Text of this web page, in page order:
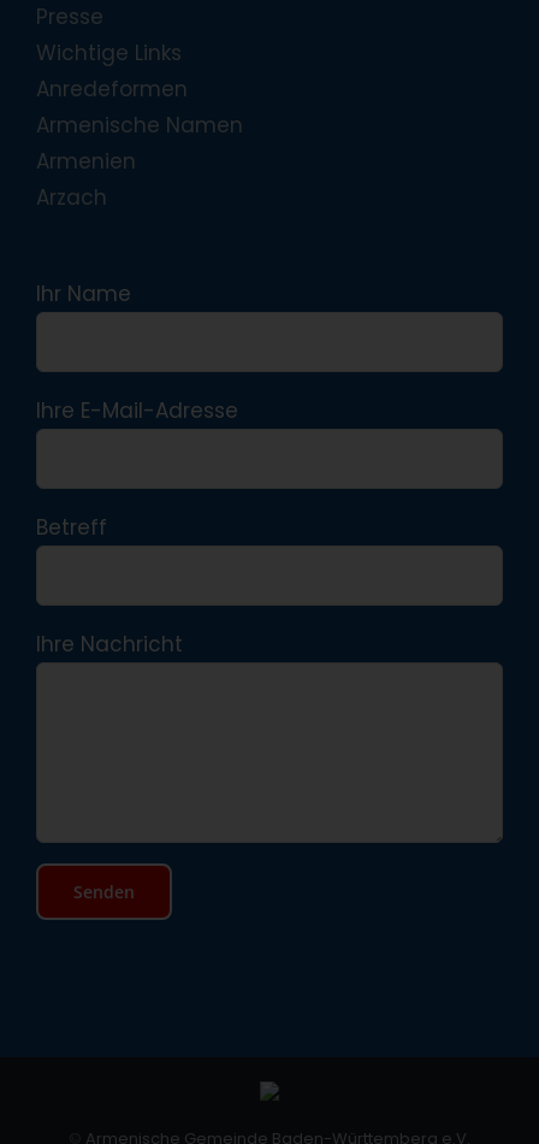
Presse
Wichtige Links
Anredeformen
Armenische Namen
Armenien
Arzach
Ihr Name
Ihre E-Mail-Adresse
Betreff
Ihre Nachricht
Armenische Gemeinde Baden-Württemberg e.V.